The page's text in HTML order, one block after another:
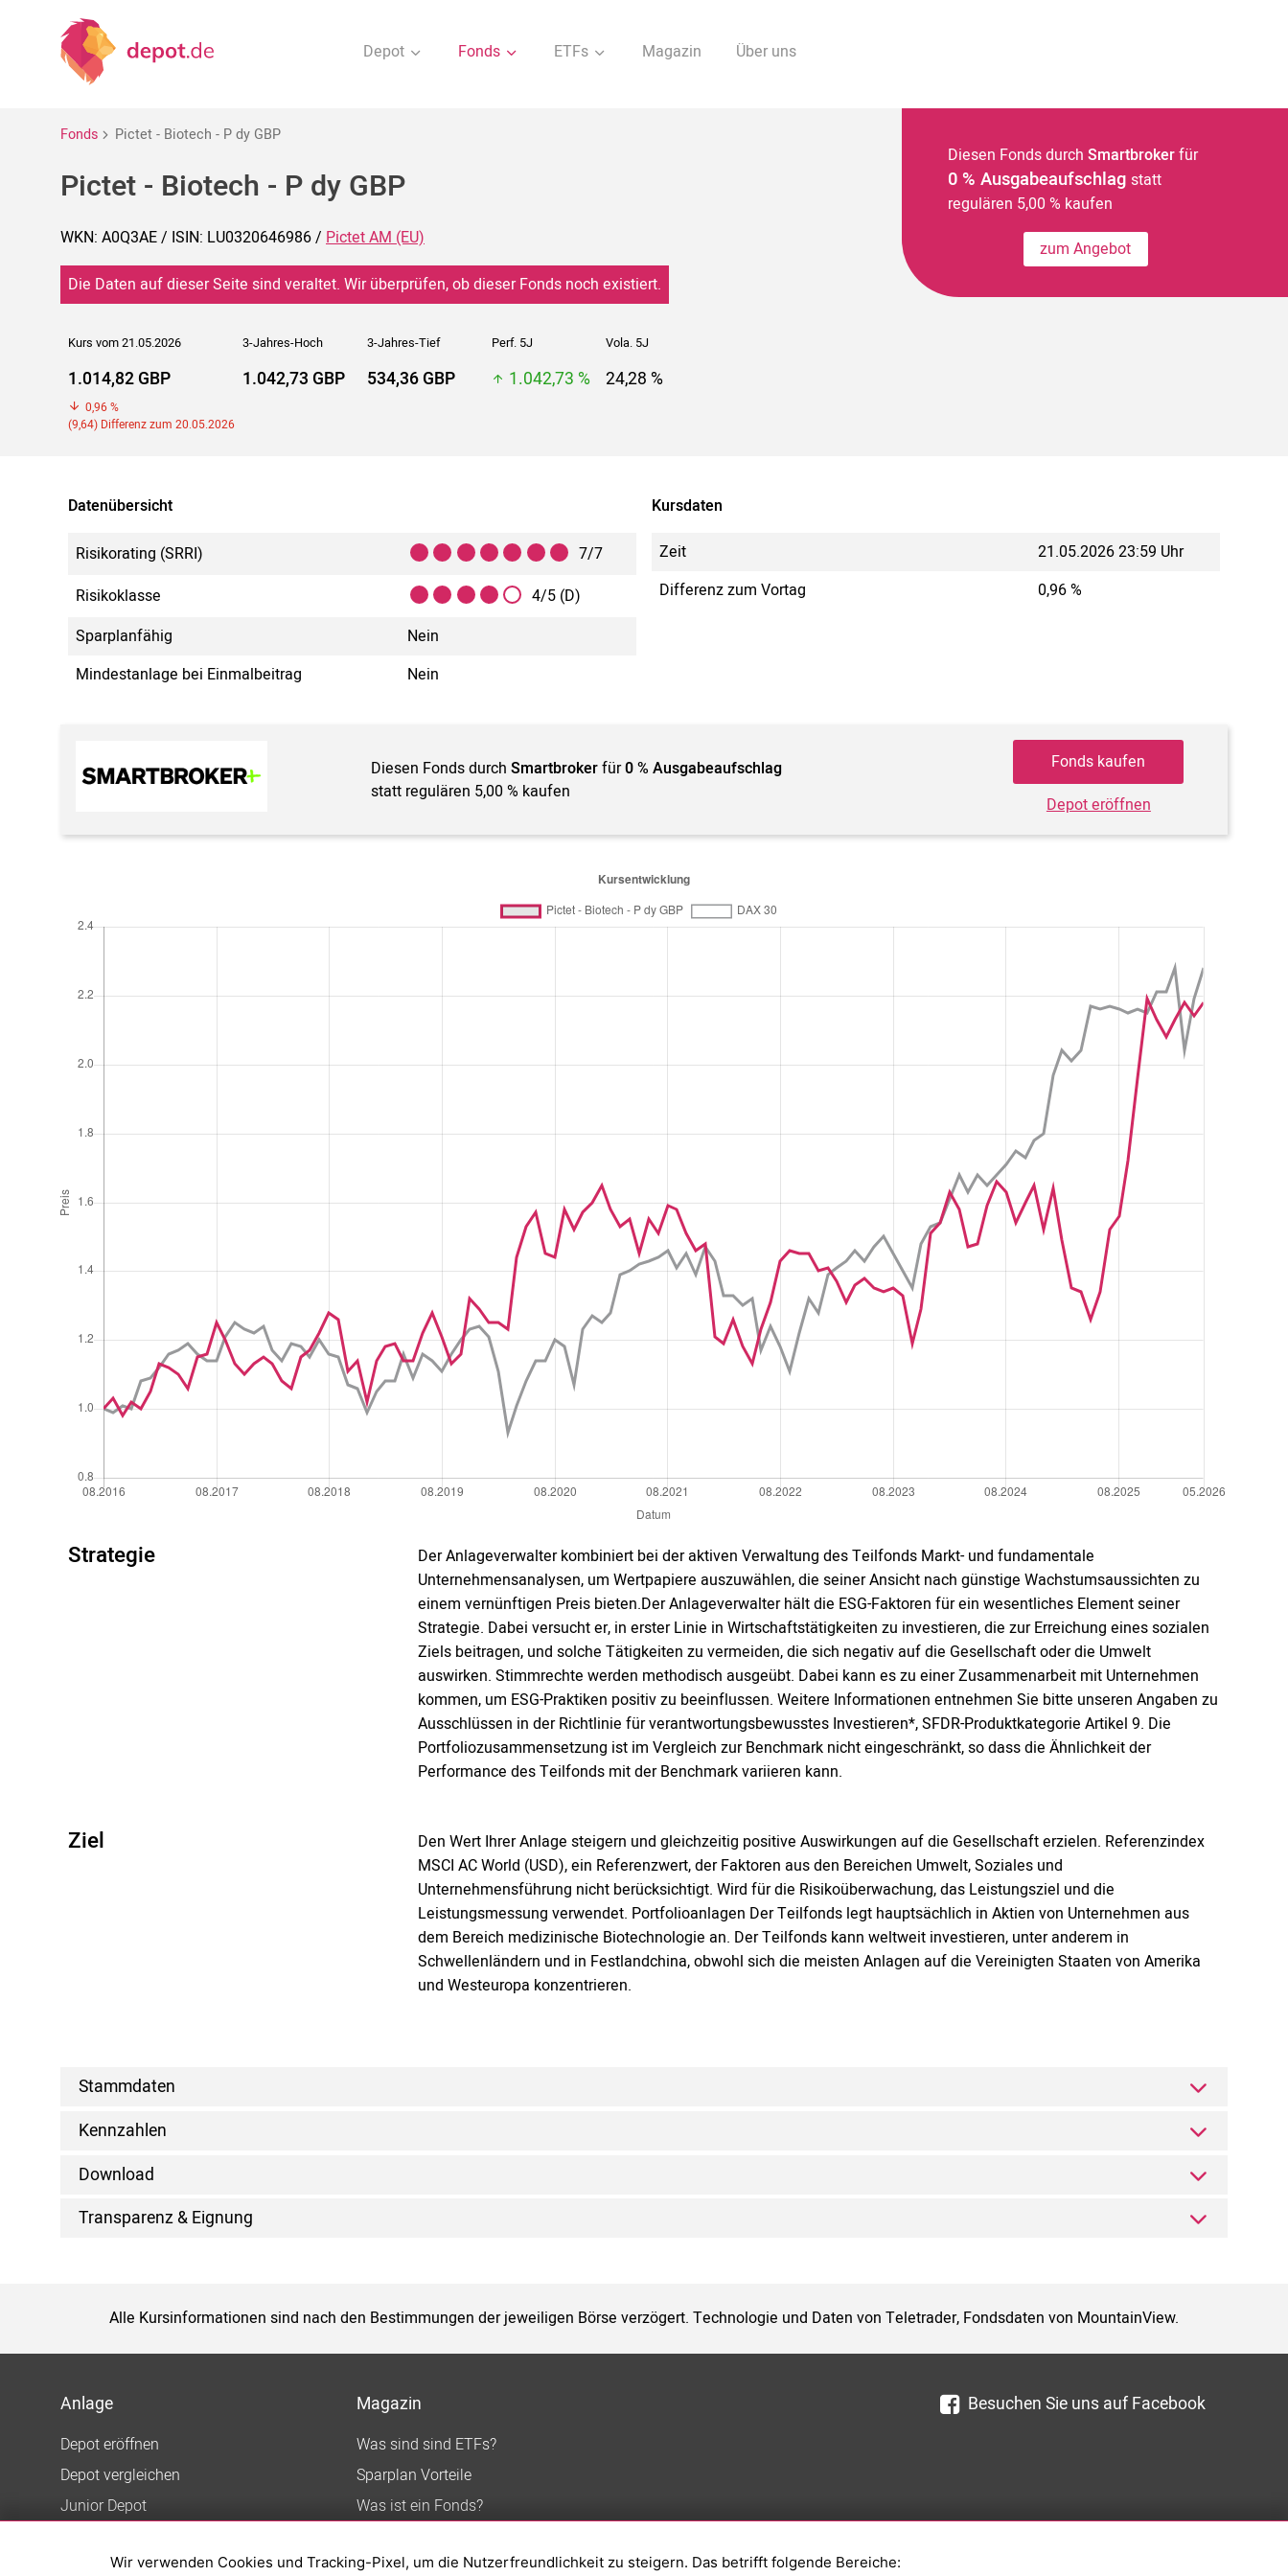
Depot Fonds ETFs Magazin Über uns
Fonds Pictet - Biotech - P dy GBP
Pictet - Biotech - P dy GBP
WKN: A0Q3AE / ISIN: LU0320646986 / Pictet AM (EU)
Die Daten auf dieser Seite sind veraltet. Wir überprüfen, ob dieser Fonds noch existiert.
Kurs vom 21.05.2026 3-Jahres-Hoch 3-Jahres-Tief Perf. 5J Vola. 5J
1.014,82 GBP
0,96 %
(9,64) Differenz zum 20.05.2026
1.042,73 GBP 534,36 GBP 1.042,73 % 24,28 %
Diesen Fonds durch Smartbrokerfür
0 % Ausgabeaufschlag statt
regulären 5,00 % kaufen
zum Angebot
Datenübersicht
Risikorating (SRRI)
7/7
Risikoklasse
4/5 (D)
Sparplanfähig
Nein
Mindestanlage bei Einmalbeitrag
Nein
Kursdaten
Zeit
21.05.2026 23:59 Uhr
Differenz zum Vortag
0,96 %
Diesen Fonds durchSmartbrokerfür0 % Ausgabeaufschlag
statt regulären 5,00 % kaufen
Fonds kaufen
Depot eröffnen
Strategie
Der Anlageverwalter kombiniert bei der aktiven Verwaltung des Teilfonds Markt- und fundamentale
Unternehmensanalysen, um Wertpapiere auszuwählen, die seiner Ansicht nach günstige Wachstumsaussichten zu
einem vernünftigen Preis bieten.Der Anlageverwalter hält die ESG-Faktoren für ein wesentliches Element seiner
Strategie. Dabei versucht er, in erster Linie in Wirtschaftstätigkeiten zu investieren, die zur Erreichung eines sozialen
Ziels beitragen, und solche Tätigkeiten zu vermeiden, die sich negativ auf die Gesellschaft oder die Umwelt
auswirken. Stimmrechte werden methodisch ausgeübt. Dabei kann es zu einer Zusammenarbeit mit Unternehmen
kommen, um ESG-Praktiken positiv zu beeinflussen. Weitere Informationen entnehmen Sie bitte unseren Angaben zu
Ausschlüssen in der Richtlinie für verantwortungsbewusstes Investieren*, SFDR-Produktkategorie Artikel 9. Die
Portfoliozusammensetzung ist im Vergleich zur Benchmark nicht eingeschränkt, so dass die Ähnlichkeit der
Performance des Teilfonds mit der Benchmark variieren kann.
Ziel
Den Wert Ihrer Anlage steigern und gleichzeitig positive Auswirkungen auf die Gesellschaft erzielen. Referenzindex
MSCI AC World (USD), ein Referenzwert, der Faktoren aus den Bereichen Umwelt, Soziales und
Unternehmensführung nicht berücksichtigt. Wird für die Risikoüberwachung, das Leistungsziel und die
Leistungsmessung verwendet. Portfolioanlagen Der Teilfonds legt hauptsächlich in Aktien von Unternehmen aus
dem Bereich medizinische Biotechnologie an. Der Teilfonds kann weltweit investieren, unter anderem in
Schwellenländern und in Festlandchina, obwohl sich die meisten Anlagen auf die Vereinigten Staaten von Amerika
und Westeuropa konzentrieren.
Stammdaten
Kennzahlen
Download
Transparenz & Eignung
Alle Kursinformationen sind nach den Bestimmungen der jeweiligen Börse verzögert. Technologie und Daten von Teletrader, Fondsdaten von MountainView.
Anlage
Depot eröffnen
Depot vergleichen
Junior Depot
Top-Fonds
Magazin
Was sind sind ETFs?
Sparplan Vorteile
Was ist ein Fonds?
Besuchen Sie uns auf Facebook
Wir verwenden Cookies und Tracking-Pixel, um die Nutzerfreundlichkeit zu steigern. Das betrifft folgende Bereiche: